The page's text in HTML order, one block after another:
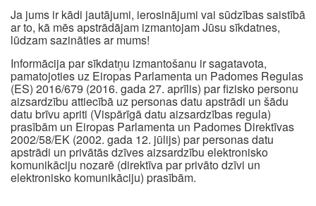
Ja jums ir kādi jautājumi, ierosinājumi vai sūdzības saistībā
ar to, kā mēs apstrādājam izmantojam Jūsu sīkdatnes,
lūdzam sazināties ar mums!
Informācija par sīkdatņu izmantošanu ir sagatavota,
pamatojoties uz Eiropas Parlamenta un Padomes Regulas
(ES) 2016/679 (2016. gada 27. aprīlis) par fizisko personu
aizsardzību attiecībā uz personas datu apstrādi un šādu
datu brīvu apriti (Vispārīgā datu aizsardzības regula)
prasībām un Eiropas Parlamenta un Padomes Direktīvas
2002/58/EK (2002. gada 12. jūlijs) par personas datu
apstrādi un privātās dzīves aizsardzību elektronisko
komunikāciju nozarē (direktīva par privāto dzīvi un
elektronisko komunikāciju) prasībām.